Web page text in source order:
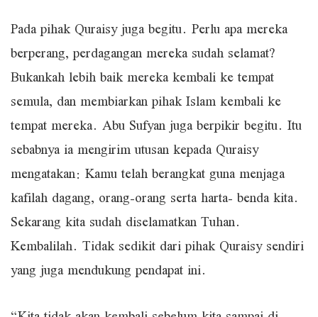
Pada pihak Quraisy juga begitu. Perlu apa mereka
berperang, perdagangan mereka sudah selamat?
Bukankah lebih baik mereka kembali ke tempat
semula, dan membiarkan pihak Islam kembali ke
tempat mereka. Abu Sufyan juga berpikir begitu. Itu
sebabnya ia mengirim utusan kepada Quraisy
mengatakan: Kamu telah berangkat guna menjaga
kafilah dagang, orang-orang serta harta- benda kita.
Sekarang kita sudah diselamatkan Tuhan.
Kembalilah. Tidak sedikit dari pihak Quraisy sendiri
yang juga mendukung pendapat ini.